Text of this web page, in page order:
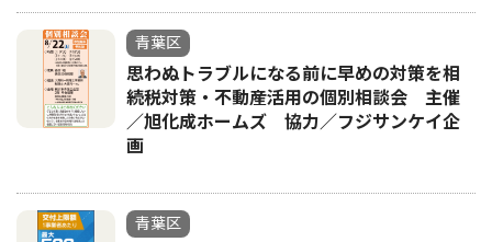
青葉区
思わぬトラブルになる前に早めの対策を相
続税対策・不動産活用の個別相談会 主催
／旭化成ホームズ 協力／フジサンケイ企
画
青葉区